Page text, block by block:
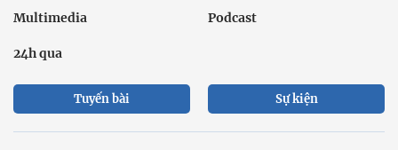
Multimedia Podcast
24h qua
Tuyến bài Sự kiện